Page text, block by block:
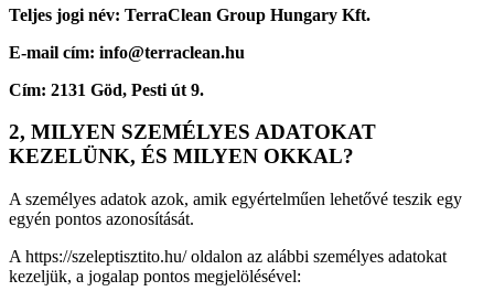
Teljes jogi név: TerraClean Group Hungary Kft.
E-mail cím: info@terraclean.hu
Cím: 2131 Göd, Pesti út 9.
2, MILYEN SZEMÉLYES ADATOKAT
KEZELÜNK, ÉS MILYEN OKKAL?
A személyes adatok azok, amik egyértelműen lehetővé teszik egy
egyén pontos azonosítását.
A https://szeleptisztito.hu/ oldalon az alábbi személyes adatokat
kezeljük, a jogalap pontos megjelölésével: